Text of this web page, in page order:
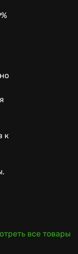
к
все товары